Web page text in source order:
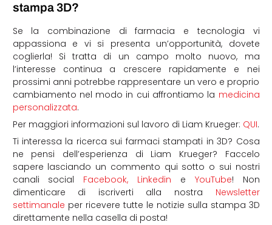
stampa 3D?
Se la combinazione di farmacia e tecnologia vi
appassiona e vi si presenta un’opportunità, dovete
coglierla! Si tratta di un campo molto nuovo, ma
l’interesse continua a crescere rapidamente e nei
prossimi anni potrebbe rappresentare un vero e proprio
cambiamento nel modo in cui affrontiamo la medicina
personalizzata.
Per maggiori informazioni sul lavoro di Liam Krueger: QUI.
Ti interessa la ricerca sui farmaci stampati in 3D? Cosa
ne pensi dell’esperienza di Liam Krueger? Faccelo
sapere lasciando un commento qui sotto o sui nostri
canali social Facebook, Linkedin e YouTube! Non
dimenticare di iscriverti alla nostra Newsletter
settimanale per ricevere tutte le notizie sulla stampa 3D
direttamente nella casella di posta!